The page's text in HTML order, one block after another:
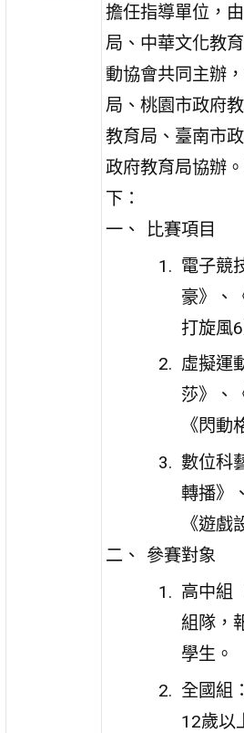
擔任指導單位，
局、中華文化教
動協會共同主辦
局、桃園市政府
教育局、臺南市
政府教育局協辦
下：
比賽項目
電子競
豪》、
打旋風6
虛擬運
莎》、
《閃動
數位科
轉播》
《遊戲
參賽對象
高中組
組隊，
學生。
全國組
12歲以